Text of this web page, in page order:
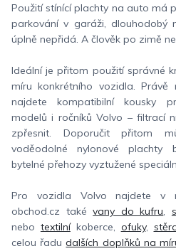
Použití stínící plachty na auto má
parkování v garáži, dlouhodobý
úplně nepřidá. A člověk po zimě
Ideální je přitom použití správné
míru konkrétního vozidla.
najdete kompatibilní kousky
modelů i ročníků Volvo – filtrací
zpřesnit. Doporučit přitom
voděodolné nylonové plachty
bytelné přehozy vyztužené
Pro vozidla Volvo najdete v
obchod.cz takévany do kufru,
nebo textilníkoberce, ofuky,
celou řadudalších doplňků na